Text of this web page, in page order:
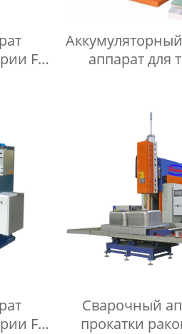
FN
аппарат для
FN
Сварочный
прокатки